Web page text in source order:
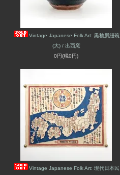
Vintage Japanese Folk Art: 黒釉胴紐碗
(大) / 出西窯
0円(税0円)
Vintage Japanese Folk Art: 現代日本民